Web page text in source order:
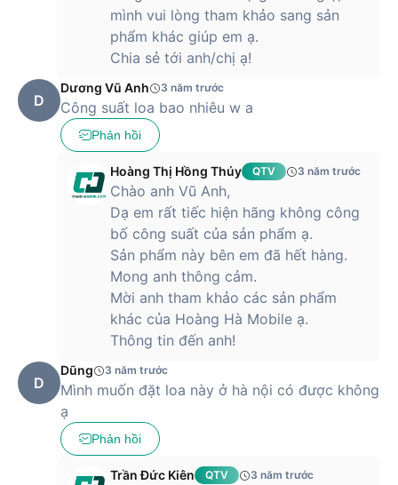
mình vui lòng tham khảo sang sản
phẩm khác giúp em ạ.
Chia sẻ tới anh/chị ạ!
D
Dương Vũ Anh 3 năm trước
Công suất loa bao nhiêu w a
Phản hồi
Hoàng Thị Hồng Thúy QTV 3 năm trước
Chào anh Vũ Anh,
Dạ em rất tiếc hiện hãng không công
bố công suất của sản phẩm ạ.
Sản phẩm này bên em đã hết hàng.
Mong anh thông cảm.
Mời anh tham khảo các sản phẩm
khác của Hoàng Hà Mobile ạ.
Thông tin đến anh!
D
Dũng 3 năm trước
Mình muốn đặt loa này ở hà nội có được không
ạ
Phản hồi
Trần Đức Kiên QTV 3 năm trước